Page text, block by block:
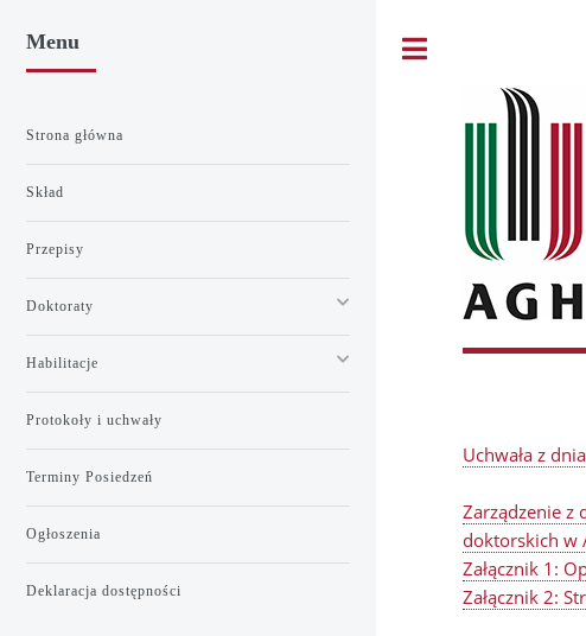
Uchwała z
Zarządzenie z
doktorskich w
Załącznik 1:
Załącznik 2:
Menu
Strona główna
Skład
Przepisy
Doktoraty
Habilitacje
Protokoły i uchwały
Terminy Posiedzeń
Ogłoszenia
Deklaracja dostępności